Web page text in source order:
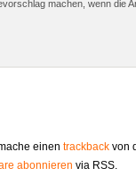
machen, wenn die
einen trackback von
abonnieren via RSS.